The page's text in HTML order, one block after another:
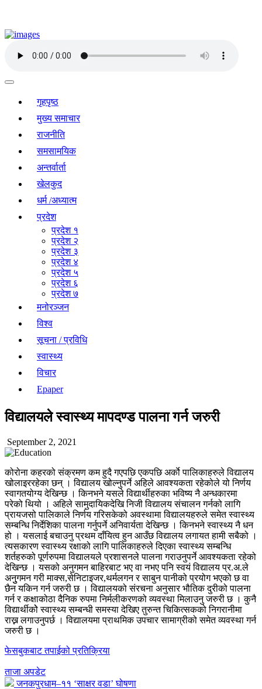
गृहपृष्ठ
मुख्य समाचार
राजनीति
समसामयिक
अन्तर्वार्ता
खेलकुद
धर्म /अध्यात्म
प्रदेश
प्रदेश १
प्रदेश २
प्रदेश ३
प्रदेश ४
प्रदेश ५
प्रदेश ६
प्रदेश ७
मनोरञ्जन
विश्व
सूचना / प्रविधि
स्वास्थ्य
विचार
Epaper
विद्यालयले स्वास्थ्य मापदण्ड पालना गर्न जरुरी
September 2, 2021
कोरोना कहरको संक्रमण कम हुदै गएपछि एकपछि अर्काे पालिकाहरुले विद्यालय
खोलाइररहेका छन् । विद्यालय खोल्नुपर्ने अहिले आवश्यकता रहेकोले यो निर्णय
स्वागतयोग्य देखिन्छ । किनभने यसले विद्यार्थीहरुका भविष्य नै अन्धकारमा
परेको थियो । अहिले सामुदायिकदेखि निजी विद्यालय संचालन गर्नको लागि
प्रायजसो पालिकाले निर्णय गरिसकेको अवस्थामा विद्यालयहरुले समेत स्वास्थ्य
सम्बन्धि निर्देशिका पालना गर्नुपर्ने अनिवार्यता देखिन्छ । किनभने स्वास्थ्य नै धन
हो । यसलाई बचाउनु प्रथम दाँयित्व हुन आउँछ विद्यालय लगायत हामी सबैको ।
त्यसकारण स्वास्थ्य रक्षाको लागि पालिकाहरुले दिएका स्वास्थ्य सम्बन्धि
शर्तहरुको पूर्णरुपमा विद्यालयले प्रशासनले पालना गराउनुपर्ने आवश्यकता रहेको
देखिन्छ । यसको अनुगमन बाहिरबाट भए वा नभए पनि स्वयं विद्यालय प्र.अ.ले
अनुुगमन गरी माक्स,सेनिटाइजर,थर्मलगन र साबुन पानीको प्रयोग भएको छ वा
छैन यकिन गर्न जरुरी छ । विद्यालयको संरचना अनुसार भौतिक दुरीको पालना
गर्न र कक्षाकोठा दैनिक रुपमा निर्मलीकरणको व्यवस्था मिलाउनु जरुरी छ । कुनै
विद्यार्थीकोे स्वास्थ्य सम्बन्धी समस्या देखिए तुरुन्त चिकित्सकको निगरानीमा
राख्न लगाउनुपर्छ । विद्यालयमा प्राथमिक उपचार सामाग्रीको समेत व्यवस्था गर्न
जरुरी छ ।
फेसबुकबाट तपाईको प्रतिक्रिया
ताजा अपडेट
जनकपुरधाम–११ ‘साक्षर वडा’ घोषणा